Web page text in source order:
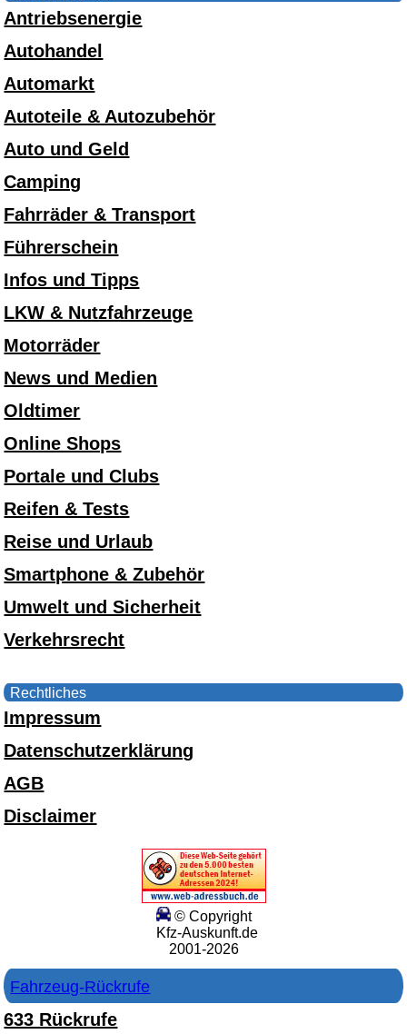
Antriebsenergie
Autohandel
Automarkt
Autoteile & Autozubehör
Auto und Geld
Camping
Fahrräder & Transport
Führerschein
Infos und Tipps
LKW & Nutzfahrzeuge
Motorräder
News und Medien
Oldtimer
Online Shops
Portale und Clubs
Reifen & Tests
Reise und Urlaub
Smartphone & Zubehör
Umwelt und Sicherheit
Verkehrsrecht
Rechtliches
Impressum
Datenschutzerklärung
AGB
Disclaimer
© Copyright
Kfz-Auskunft.de
2001-2026
Fahrzeug-Rückrufe
633 Rückrufe